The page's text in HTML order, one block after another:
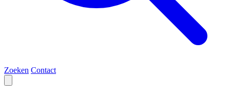
Zoeken Contact